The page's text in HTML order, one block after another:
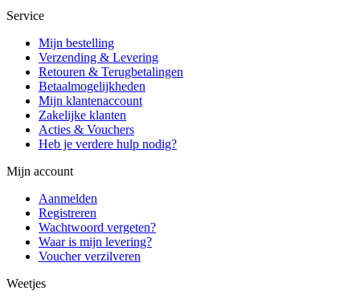
Service
Mijn bestelling
Verzending & Levering
Retouren & Terugbetalingen
Betaalmogelijkheden
Mijn klantenaccount
Zakelijke klanten
Acties & Vouchers
Heb je verdere hulp nodig?
Mijn account
Aanmelden
Registreren
Wachtwoord vergeten?
Waar is mijn levering?
Voucher verzilveren
Weetjes